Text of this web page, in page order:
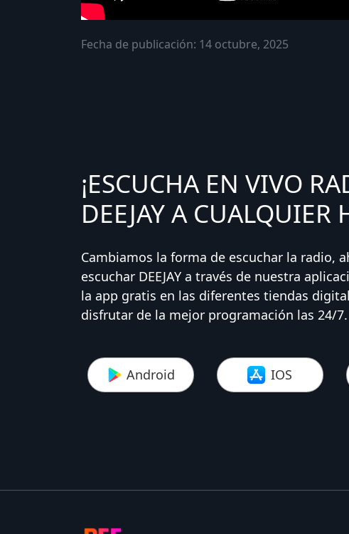
Fecha de publicación: 14 octubre, 2025
¡ESCUCHA EN VIVO
DEEJAY A CUALQUIER
Cambiamos la forma de escuchar la radio,
escuchar DEEJAY a través de nuestra
la app gratis en las diferentes tiendas
disfrutar de la mejor programación las 24/7.
Android IOS